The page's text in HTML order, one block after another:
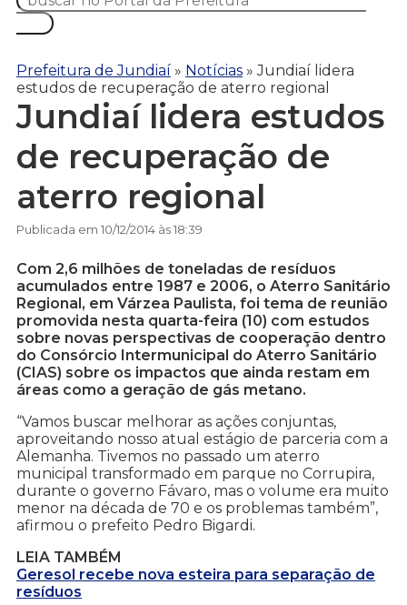
Prefeitura de Jundiaí » Notícias »Jundiaí lidera
estudos de recuperação de aterro regional
Jundiaí lidera estudos
de recuperação de
aterro regional
Publicada em 10/12/2014 às 18:39
Com 2,6 milhões de toneladas de resíduos
acumulados entre 1987 e 2006, o Aterro Sanitário
Regional, em Várzea Paulista, foi tema de reunião
promovida nesta quarta-feira (10) com estudos
sobre novas perspectivas de cooperação dentro
do Consórcio Intermunicipal do Aterro Sanitário
(CIAS) sobre os impactos que ainda restam em
áreas como a geração de gás metano.
“Vamos buscar melhorar as ações conjuntas,
aproveitando nosso atual estágio de parceria com a
Alemanha. Tivemos no passado um aterro
municipal transformado em parque no Corrupira,
durante o governo Fávaro, mas o volume era muito
menor na década de 70 e os problemas também”,
afirmou o prefeito Pedro Bigardi.
LEIA TAMBÉM
Geresol recebe nova esteira para separação de
resíduos